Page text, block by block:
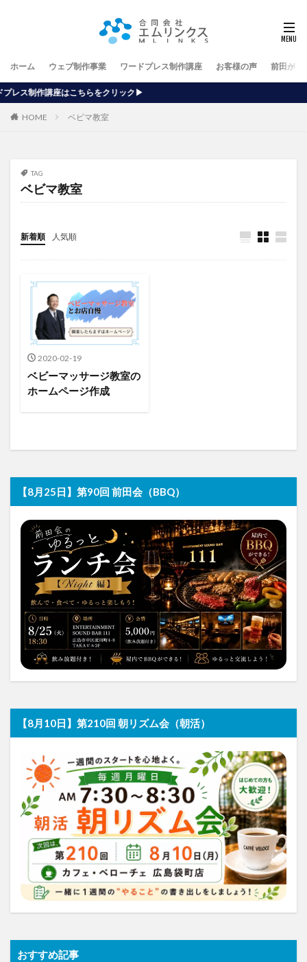
ホーム ウェブ制作事業 ワードプレス制作講座 お客様の声 前田が行
をクリック▶
HOME ベビマ教室
TAG
ベビマ教室
新着順 人気順
2020-02-19
ベビーマッサージ教室の
ホームページ作成
【8月25日】第90回 前田会（BBQ）
【8月10日】第210回 朝リズム会（朝活）
おすすめ記事